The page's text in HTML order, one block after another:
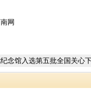
网
念馆入选第五批全国关心